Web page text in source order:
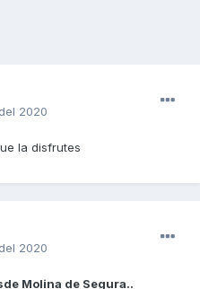
2020
la disfrutes
2020
Molina de Segura..